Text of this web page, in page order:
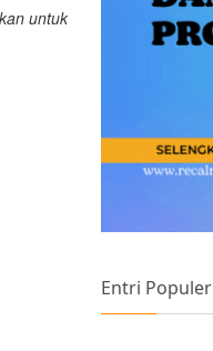
untuk
Entri Populer